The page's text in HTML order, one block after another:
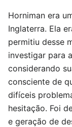
Horniman era
Inglaterra. Ela
permitiu desse
investigar para
considerando
consciente de
difíceis
hesitação. Foi
e geração de